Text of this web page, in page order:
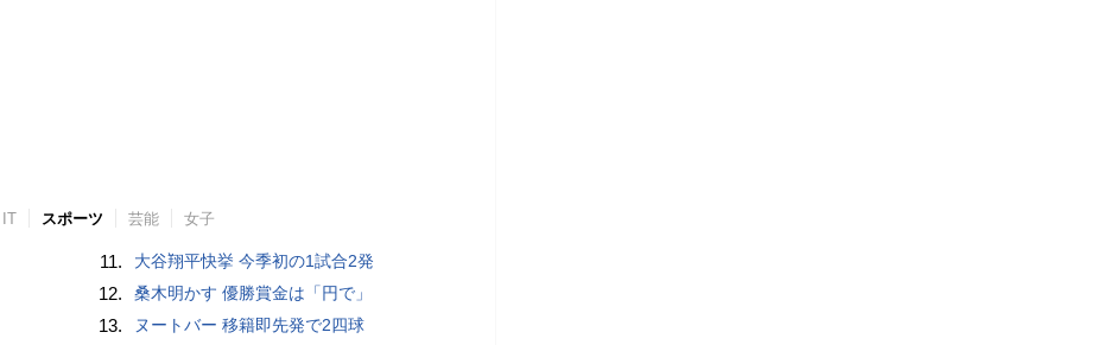
IT スポーツ 芸能 女子
11. 大谷翔平快挙 今季初の1試合2発
12. 桑木明かす 優勝賞金は「円で」
13. ヌートバー 移籍即先発で2四球